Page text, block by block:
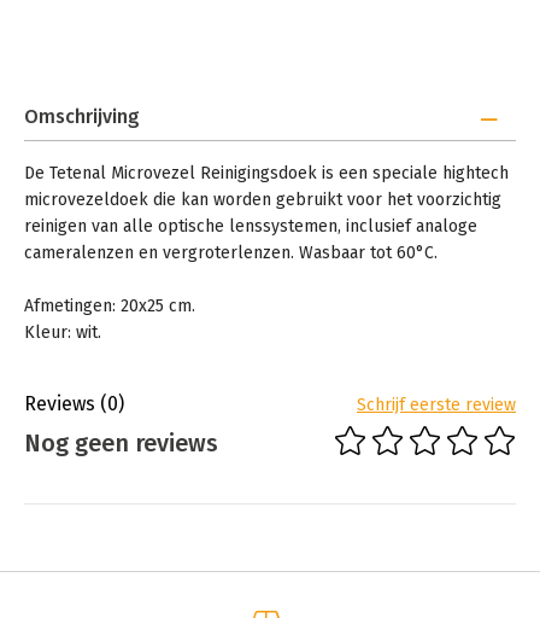
Omschrijving
De Tetenal Microvezel Reinigingsdoek is een speciale hightech
microvezeldoek die kan worden gebruikt voor het voorzichtig
reinigen van alle optische lenssystemen, inclusief analoge
cameralenzen en vergroterlenzen. Wasbaar tot 60°C.
Afmetingen: 20x25 cm.
Kleur: wit.
Reviews (0) Schrijf eerste review
Nog geen reviews